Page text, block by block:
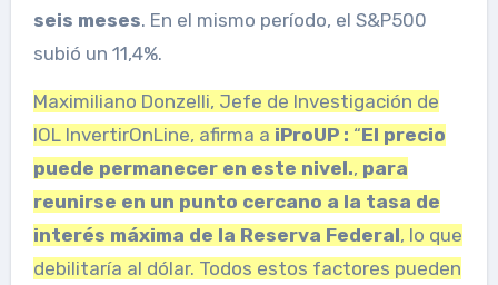
seis meses. En el mismo período, el S&P500
subió un 11,4%.
Maximiliano Donzelli, Jefe de Investigación de
IOL InvertirOnLine, afirma a iProUP : “El precio
puede permanecer en este nivel., para
reunirse en un punto cercano a la tasa de
interés máxima de la Reserva Federal, lo que
debilitaría al dólar. Todos estos factores pueden